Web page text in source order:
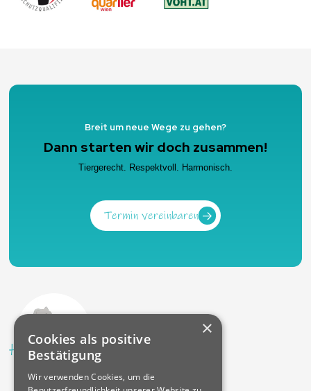
Breit um neue Wege zu gehen?
Dann starten wir doch zusammen!
Tiergerecht. Respektvoll. Harmonisch.
Termin vereinbaren
×
Cookies als positive
Bestätigung
Wir verwenden Cookies, um die